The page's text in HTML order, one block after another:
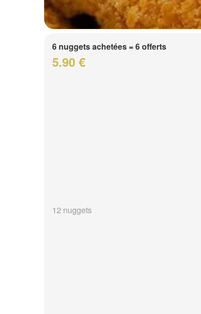
6 nuggets achetées = 6 offerts
5.90 €
12 nuggets